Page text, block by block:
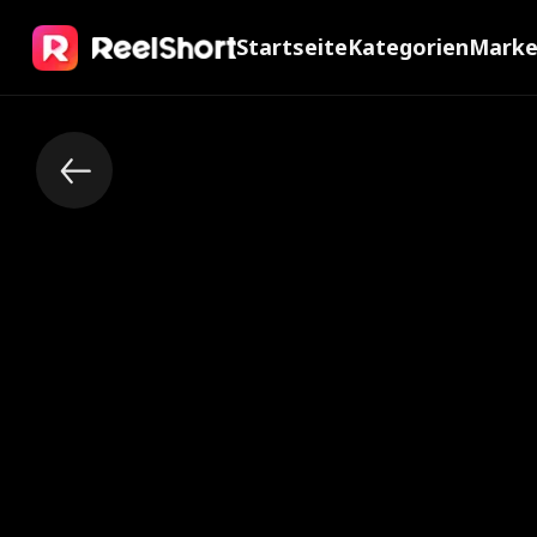
StartseiteKategorienMarke